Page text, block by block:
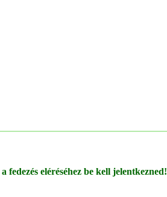
fedezés eléréséhez be kell jelentkezned!